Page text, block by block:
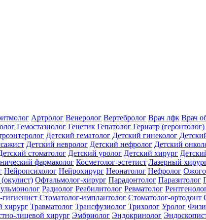
Артролог Венеролог Вертебролог Врач лфк Врач
Гемостазиолог Генетик Гепатолог Гериатр (геронтолог)
Детский гематолог Детский гинеколог
Детский невролог Детский нефролог Детский
стоматолог Детский уролог Детский хирург
фармаколог Косметолог-эстетист Лазерный
Нейропсихолог Нейрохирург Неонатолог Нефролог
Офтальмолог-хирург Парадонтолог Паразитолог
Радиолог Реабилитолог Ревматолог
Стоматолог-имплантолог Стоматолог-ортодонт
хирург Травматолог Трансфузиолог Трихолог Уролог
лицевой хирург Эмбриолог Эндокринолог